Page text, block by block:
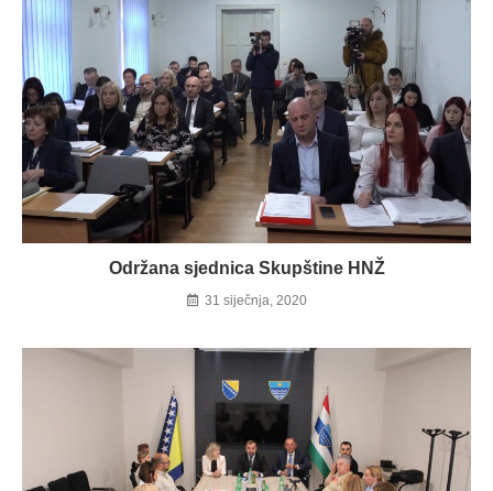
Održana sjednica Skupštine HNŽ
31 siječnja, 2020